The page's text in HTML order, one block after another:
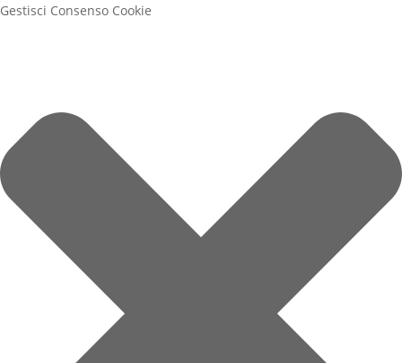
Gestisci Consenso Cookie